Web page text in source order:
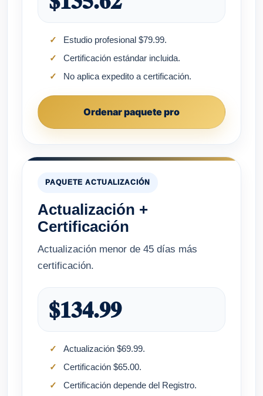
Estudio profesional $79.99.
Certificación estándar incluida.
No aplica expedito a certificación.
Ordenar paquete pro
PAQUETE ACTUALIZACIÓN
Actualización +
Certificación
Actualización menor de 45 días más
certificación.
$134.99
Actualización $69.99.
Certificación $65.00.
Certificación depende del Registro.